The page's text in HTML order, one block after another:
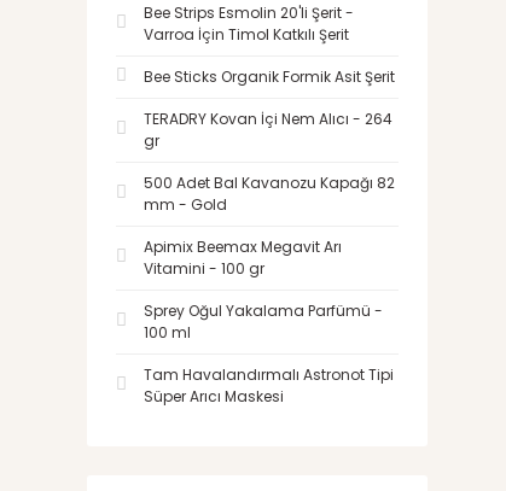
Bee Strips Esmolin 20'li Şerit -
Varroa İçin Timol Katkılı Şerit
Bee Sticks Organik Formik Asit Şerit
TERADRY Kovan İçi Nem Alıcı - 264
gr
500 Adet Bal Kavanozu Kapağı 82
mm - Gold
Apimix Beemax Megavit Arı
Vitamini - 100 gr
Sprey Oğul Yakalama Parfümü -
100 ml
Tam Havalandırmalı Astronot Tipi
Süper Arıcı Maskesi